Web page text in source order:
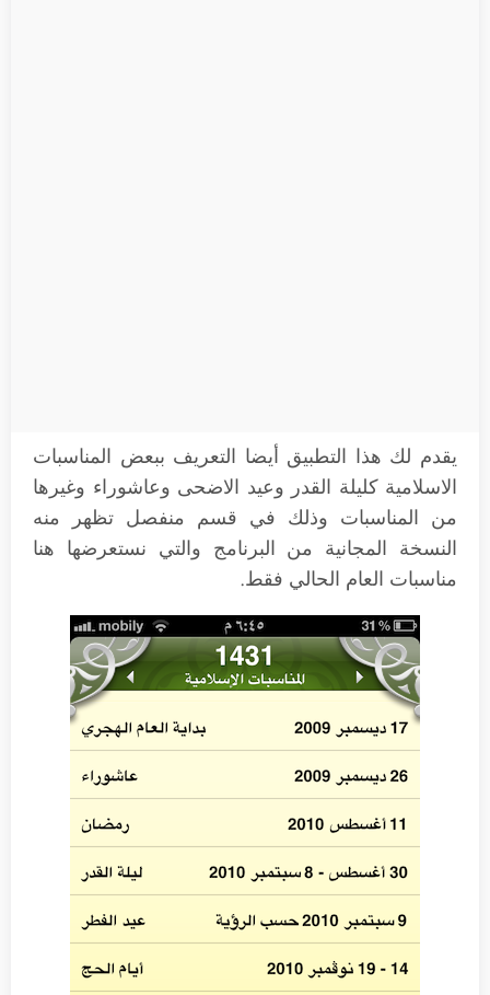
يقدم لك هذا التطبيق أيضا التعريف ببعض المناسبات
الاسلامية كليلة القدر وعيد الاضحى وعاشوراء وغيرها
من المناسبات وذلك في قسم منفصل تظهر منه
النسخة المجانية من البرنامج والتي نستعرضها هنا
مناسبات العام الحالي فقط.